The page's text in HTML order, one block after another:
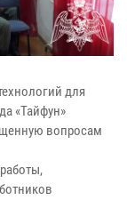
для
«Тайфун»
вопросам